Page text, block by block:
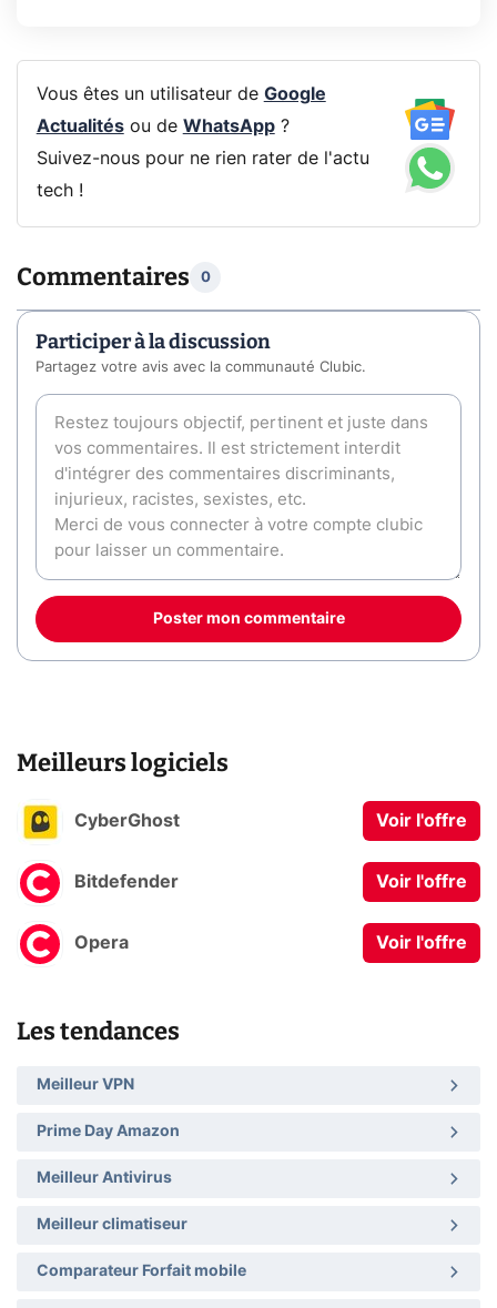
Vous êtes un utilisateur de Google
Actualitésou de WhatsApp?
Suivez-nous pour ne rien rater de l'actu
tech !
Commentaires 0
Participer à la discussion
Partagez votre avis avec la communauté Clubic.
Poster mon commentaire
Meilleurs logiciels
CyberGhost Voir l'offre
Bitdefender Voir l'offre
Opera Voir l'offre
Les tendances
Meilleur VPN
Prime Day Amazon
Meilleur Antivirus
Meilleur climatiseur
Comparateur Forfait mobile